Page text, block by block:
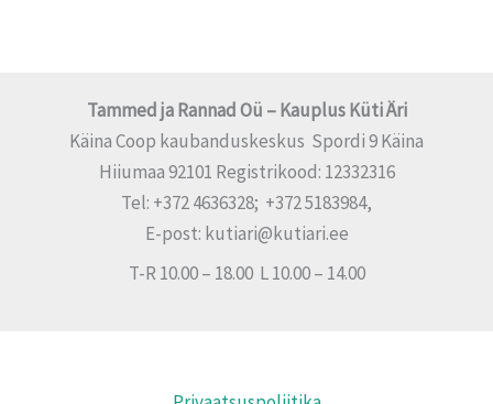
Tammed ja Rannad Oü – Kauplus Küti Äri
Käina Coop kaubanduskeskus Spordi 9 Käina
Hiiumaa 92101 Registrikood: 12332316
Tel: +372 4636328; +372 5183984,
E-post: kutiari@kutiari.ee
T-R 10.00 – 18.00 L 10.00 – 14.00